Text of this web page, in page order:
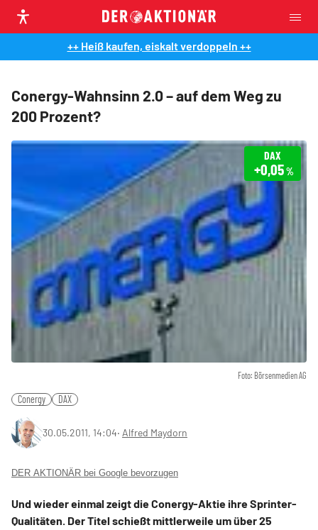
++ Heiß kaufen, eiskalt verdoppeln ++
Conergy-Wahnsinn 2.0 – auf dem Weg zu
200 Prozent?
Foto: Börsenmedien AG
DAX
+0,05%
Conergy DAX
30.05.2011, 14:04‧ Alfred Maydorn
DER AKTIONÄR bei Google bevorzugen
Und wieder einmal zeigt die Conergy-Aktie ihre Sprinter-
Qualitäten. Der Titel schießt mittlerweile um über 25